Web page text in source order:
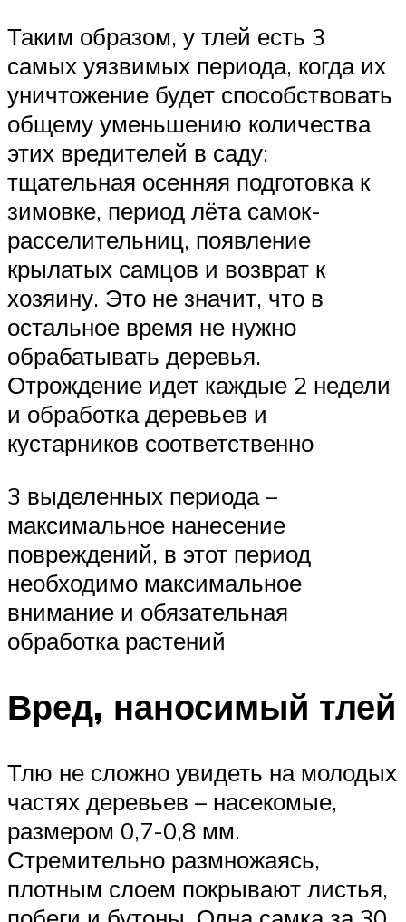
Таким образом, у тлей есть 3
самых уязвимых периода, когда их
уничтожение будет способствовать
общему уменьшению количества
этих вредителей в саду:
тщательная осенняя подготовка к
зимовке, период лёта самок-
расселительниц, появление
крылатых самцов и возврат к
хозяину. Это не значит, что в
остальное время не нужно
обрабатывать деревья.
Отрождение идет каждые 2 недели
и обработка деревьев и
кустарников соответственно
3 выделенных периода –
максимальное нанесение
повреждений, в этот период
необходимо максимальное
внимание и обязательная
обработка растений
Вред, наносимый тлей
Тлю не сложно увидеть на молодых
частях деревьев – насекомые,
размером 0,7-0,8 мм.
Стремительно размножаясь,
плотным слоем покрывают листья,